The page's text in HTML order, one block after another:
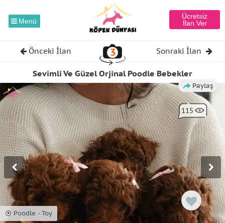
Menü
Ücretsiz
İlan Ver
Önceki İlan 3 Sonraki İlan
Sevimli Ve Güzel Orjinal Poodle Bebekler
Paylaş
115
⦿ Poodle - Toy